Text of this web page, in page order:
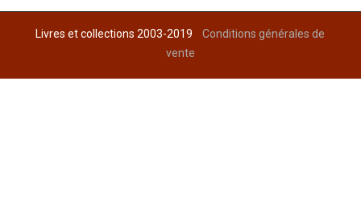
Livres et collections 2003-2019Conditions générales de
vente